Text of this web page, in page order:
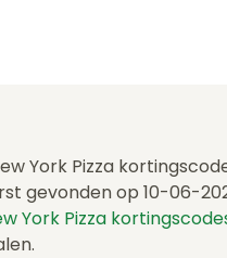
York Pizza
gevonden op 10-06-
York Pizza